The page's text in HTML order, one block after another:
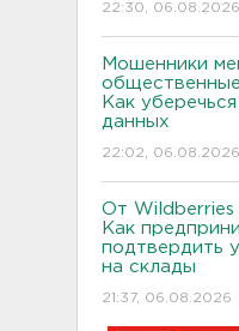
22:30, 06.08.2026
Мошенники
общественные
Как
данных
22:02, 06.08.2026
От Wildberries
Как
подтвердить
на склады
21:37, 06.08.2026